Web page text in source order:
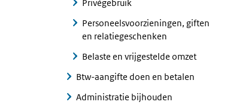
Privégebruik
Personeelsvoorzieningen, giften
en relatiegeschenken
Belaste en vrijgestelde omzet
Btw-aangifte doen en betalen
Administratie bijhouden